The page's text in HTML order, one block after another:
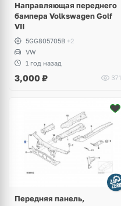
Направляющая переднего
бампера Volkswagen Golf
VII
5GG805705B +2
VW
1 год назад
3,000 ₽ 371
Передняя панель,